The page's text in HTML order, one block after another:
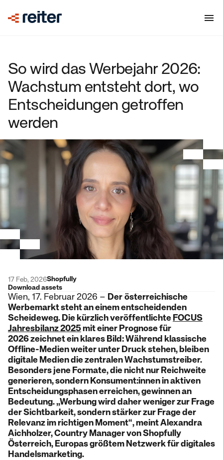
So wird das Werbejahr 2026:
Wachstum entsteht dort, wo
Entscheidungen getroffen
werden
17 Feb, 2026Shopfully
Download assets
Wien, 17. Februar 2026 – Derösterreichische
Werbemarkt steht an einem entscheidenden
Scheideweg. Die kürzlich veröffentlichteFOCUS
Jahresbilanz 2025mit einer Prognose für
2026 zeichnet ein klares Bild: Während klassische
Offline-Medien weiter unter Druck stehen, bleiben
digitale Medien die zentralen Wachstumstreiber.
Besonders jene Formate, die nicht nur Reichweite
generieren, sondern Konsument:innen in aktiven
Entscheidungsphasen erreichen, gewinnen an
Bedeutung. „Werbung wird daher weniger zur Frage
der Sichtbarkeit, sondern stärker zur Frage der
Relevanz im richtigen Moment“, meint Alexandra
Aichholzer, Country Manager von Shopfully
Österreich, Europas größtem Netzwerk für digitales
Handelsmarketing.